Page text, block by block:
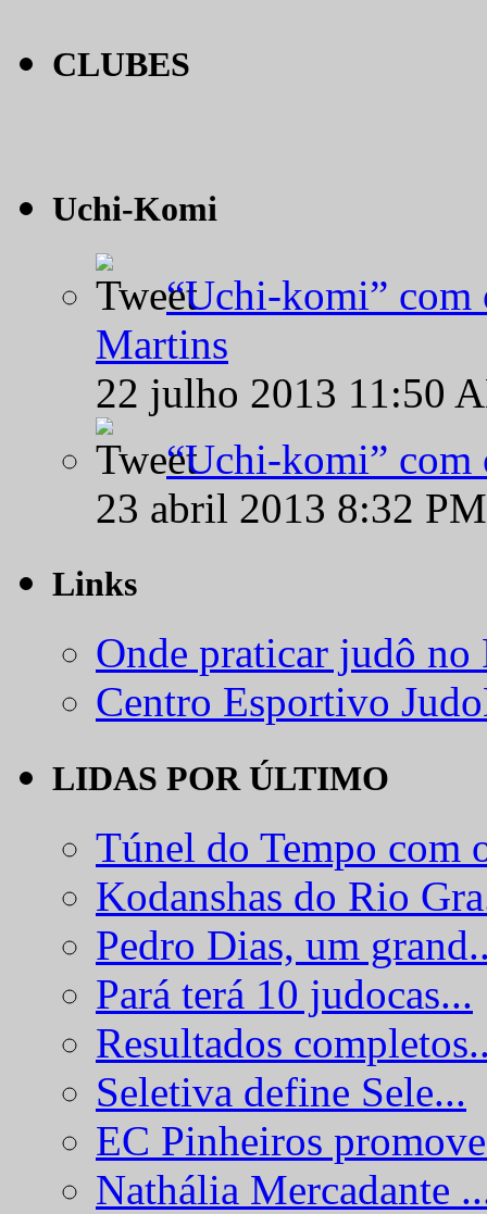
CLUBES
Uchi-Komi
“Uchi-komi” com
Martins
22 julho 2013 11:50
“Uchi-komi” com
23 abril 2013 8:32
Links
Onde praticar judô
Centro Esportivo
LIDAS POR ÚLTIMO
Túnel do Tempo com
Kodanshas do Rio
Pedro Dias, um
Pará terá 10 judocas...
Resultados
Seletiva define Sele...
EC Pinheiros
Nathália Mercadante